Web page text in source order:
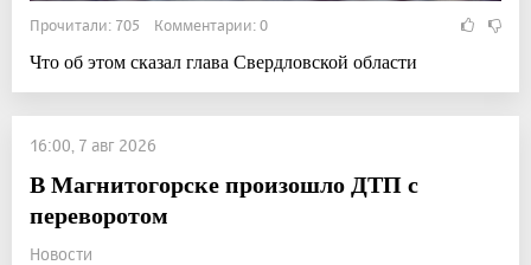
Прочитали: 705 Комментарии: 0
Что об этом сказал глава Свердловской области
16:00, 7 авг 2026
В Магнитогорске произошло ДТП с
переворотом
Новости